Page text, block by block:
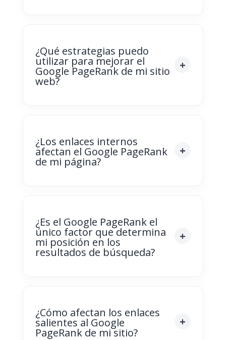
¿Qué estrategias puedo
utilizar para mejorar el
Google PageRank de mi sitio
web?
¿Los enlaces internos
afectan el Google PageRank
de mi página?
¿Es el Google PageRank el
único factor que determina
mi posición en los
resultados de búsqueda?
¿Cómo afectan los enlaces
salientes al Google
PageRank de mi sitio?